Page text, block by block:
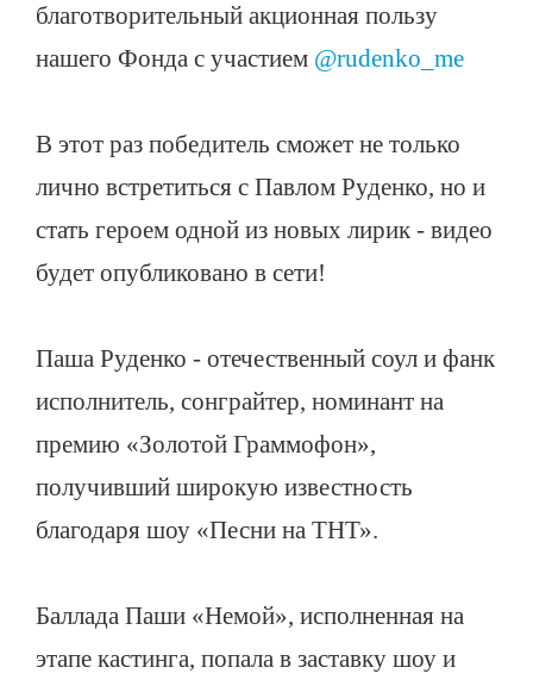
благотворительный акционная пользу
нашего Фонда с участием @rudenko_me
В этот раз победитель сможет не только
лично встретиться с Павлом Руденко, но и
стать героем одной из новых лирик - видео
будет опубликовано в сети!
Паша Руденко - отечественный соул и фанк
исполнитель, сонграйтер, номинант на
премию «Золотой Граммофон»,
получивший широкую известность
благодаря шоу «Песни на ТНТ».
Баллада Паши «Немой», исполненная на
этапе кастинга, попала в заставку шоу и